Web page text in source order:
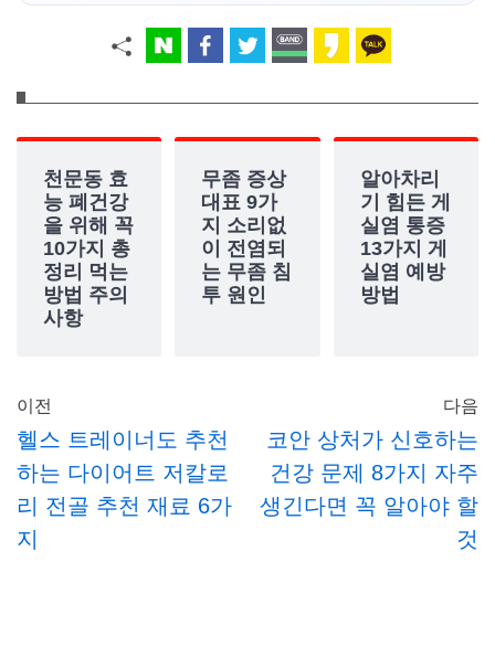
천문동 효
능 폐건강
을 위해 꼭
10가지 총
정리 먹는
방법 주의
사항
무좀 증상
대표 9가
지 소리없
이 전염되
는 무좀 침
투 원인
알아차리
기 힘든 게
실염 통증
13가지 게
실염 예방
방법
이전
헬스 트레이너도 추천
하는 다이어트 저칼로
리 전골 추천 재료 6가
지
다음
코안 상처가 신호하는
건강 문제 8가지 자주
생긴다면 꼭 알아야 할
것